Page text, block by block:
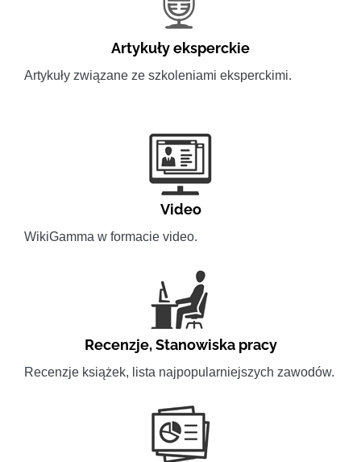
Artykuły eksperckie
Artykuły związane ze szkoleniami eksperckimi.
Video
WikiGamma w formacie video.
Recenzje,Stanowiska pracy
Recenzje książek, lista najpopularniejszych zawodów.